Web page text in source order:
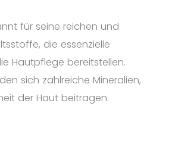
für seine reichen und
die essenzielle
Hautpflege bereitstellen.
sich zahlreiche Mineralien,
der Haut beitragen.